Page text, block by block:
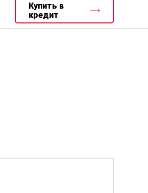
Купить в
кредит